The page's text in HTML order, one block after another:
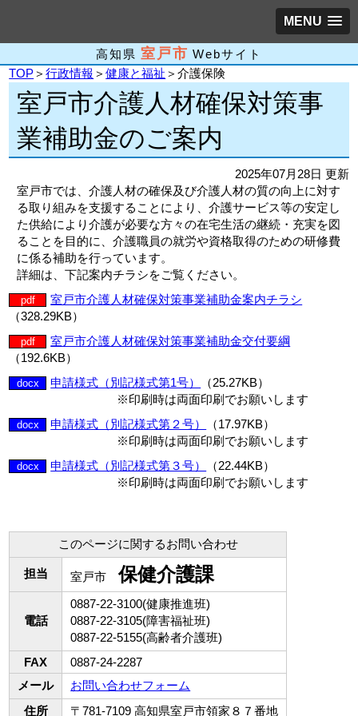
MENU
高知県 室戸市 Webサイト
TOP＞行政情報 ＞健康と福祉 ＞介護保険
室戸市介護人材確保対策事
業補助金のご案内
2025年07月28日 更新
室戸市では、介護人材の確保及び介護人材の質の向上に対す
る取り組みを支援することにより、介護サービス等の安定し
た供給により介護が必要な方々の在宅生活の継続・充実を図
ることを目的に、介護職員の就労や資格取得のための研修費
に係る補助を行っています。
詳細は、下記案内チラシをご覧ください。
pdf
室戸市介護人材確保対策事業補助金案内チラシ
（328.29KB）
pdf
室戸市介護人材確保対策事業補助金交付要綱
（192.6KB）
docx 申請様式（別記様式第1号）
（25.27KB）
※印刷時は両面印刷でお願いします
docx 申請様式（別記様式第２号）
（17.97KB）
※印刷時は両面印刷でお願いします
docx 申請様式（別記様式第３号）
（22.44KB）
※印刷時は両面印刷でお願いします
このページに関するお問い合わせ
担当 室戸市保健介護課
電話
0887-22-3100(健康推進班)
0887-22-3105(障害福祉班)
0887-22-5155(高齢者介護班)
FAX
0887-24-2287
メール
お問い合わせフォーム
住所
〒781-7109 高知県室戸市領家８７番地